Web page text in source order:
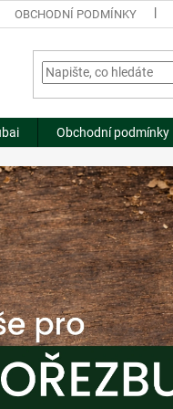
OBCHODNÍ PODMÍNKY
Obchodní podmínky